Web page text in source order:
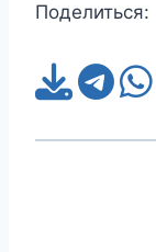
Поделиться: